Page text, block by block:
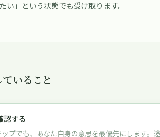
い」という状態でも受け取ります。
いること
認する
ップでも、あなた自身の意思を最優先にします。